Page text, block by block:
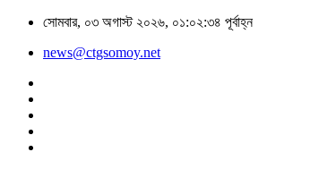
সোমবার, ০৩ অগাস্ট ২০২৬, ০১:০২:৩৪ পূর্বাহ্ন
news@ctgsomoy.net